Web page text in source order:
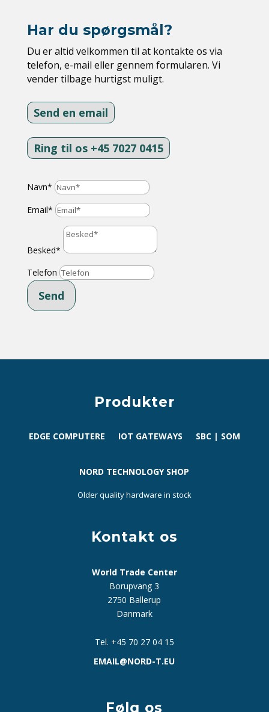
Har du spørgsmål?
Du er altid velkommen til at kontakte os via
telefon, e-mail eller gennem formularen. Vi
vender tilbage hurtigst muligt.
Send en email
Ring til os +45 7027 0415
Navn*
Email*
Besked*
Telefon
Send
Produkter
EDGE COMPUTERE IOT GATEWAYS SBC | SOM
NORD TECHNOLOGY SHOP
Older quality hardware in stock
Kontakt os
World Trade Center
Borupvang 3
2750 Ballerup
Danmark
Tel. +45 70 27 04 15
EMAIL@NORD-T.EU
Følg os